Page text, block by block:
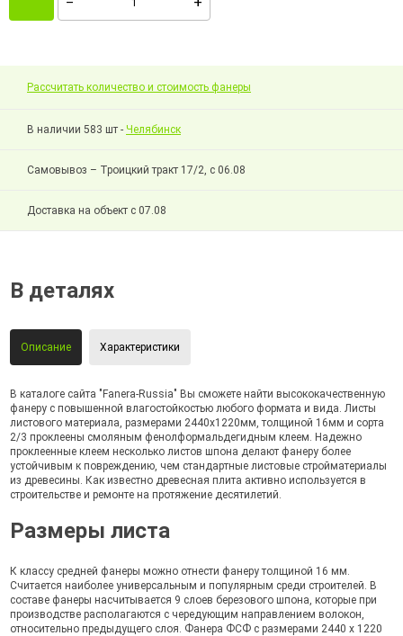
Рассчитать количество и стоимость фанеры
В наличии 583 шт - Челябинск
Самовывоз – Троицкий тракт 17/2, с 06.08
Доставка на объект с 07.08
В деталях
Описание Характеристики
В каталоге сайта "Fanera-Russia" Вы сможете найти высококачественную
фанеру с повышенной влагостойкостью любого формата и вида. Листы
листового материала, размерами 2440х1220мм, толщиной 16мм и сорта
2/3 проклеены смоляным фенолформальдегидным клеем. Надежно
проклеенные клеем несколько листов шпона делают фанеру более
устойчивым к повреждению, чем стандартные листовые стройматериалы
из древесины. Как известно древесная плита активно используется в
строительстве и ремонте на протяжение десятилетий.
Размеры листа
К классу средней фанеры можно отнести фанеру толщиной 16 мм.
Считается наиболее универсальным и популярным среди строителей. В
составе фанеры насчитывается 9 слоев березового шпона, которые при
производстве располагаются с чередующим направлением волокон,
относительно предыдущего слоя. Фанера ФСФ с размерами 2440 х 1220